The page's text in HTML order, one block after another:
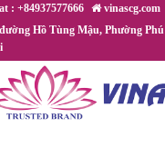
: +84937577666
vinascg.com
đường Hồ Tùng Mậu, Phường